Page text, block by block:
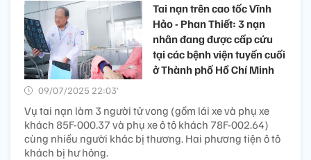
Tai nạn trên cao tốc Vĩnh
Hảo - Phan Thiết: 3 nạn
nhân đang được cấp cứu
tại các bệnh viện tuyến cuối
ở Thành phố Hồ Chí Minh​
09/07/2025 22:03’
Vụ tai nạn làm 3 người tử vong (gồm lái xe và phụ xe
khách 85F-000.37 và phụ xe ô tô khách 78F-002.64)
cùng nhiều người khác bị thương. Hai phương tiện ô tô
khách bị hư hỏng.